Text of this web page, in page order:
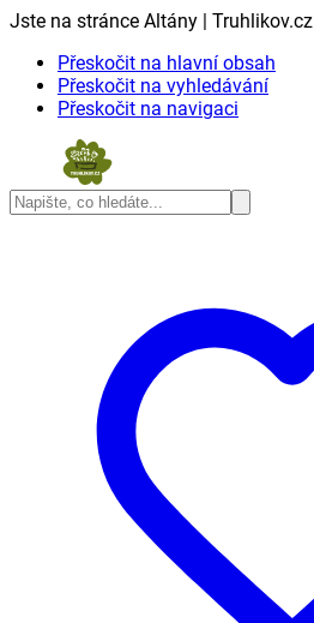
Jste na stránce Altány | Truhlikov.cz
Přeskočit na hlavní obsah
Přeskočit na vyhledávání
Přeskočit na navigaci